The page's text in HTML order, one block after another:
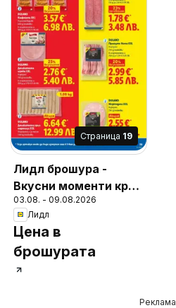
Cтраница 19
Лидл брошура -
Вкусни моменти край
грила
03.08. - 09.08.2026
Лидл
Цена в
брошурата
Реклама